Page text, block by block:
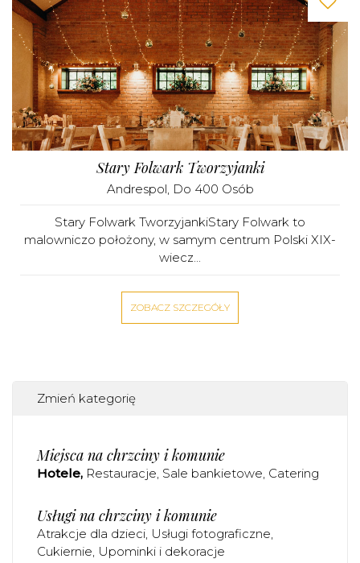
Stary Folwark Tworzyjanki
Andrespol, Do 400 Osób
Stary Folwark TworzyjankiStary Folwark to
malowniczo położony, w samym centrum Polski XIX-
wiecz...
ZOBACZ SZCZEGÓŁY
Zmień kategorię
Miejsca na chrzciny i komunie
Hotele Restauracje Sale bankietowe Catering
Usługi na chrzciny i komunie
Atrakcje dla dzieci Usługi fotograficzne
Cukiernie Upominki i dekoracje